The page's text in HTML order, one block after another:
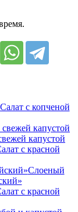
Салат с копченой
капустой
с красной
Слоеный
с красной